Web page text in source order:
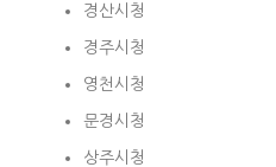
경산시청
경주시청
영천시청
문경시청
상주시청